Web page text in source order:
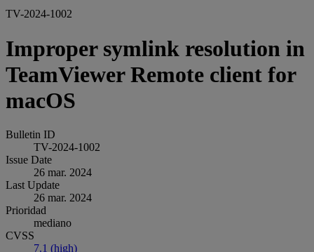
TV-2024-1002
Improper symlink resolution in
TeamViewer Remote client for
macOS
Bulletin ID
TV-2024-1002
Issue Date
26 mar. 2024
Last Update
26 mar. 2024
Prioridad
mediano
CVSS
7.1 (high)